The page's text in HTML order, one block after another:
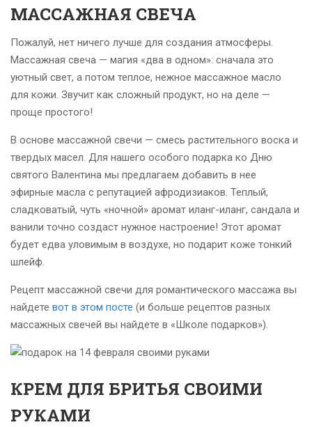
МАССАЖНАЯ СВЕЧА
Пожалуй, нет ничего лучше для создания атмосферы.
Массажная свеча — магия «два в одном»: сначала это
уютный свет, а потом теплое, нежное массажное масло
для кожи. Звучит как сложный продукт, но на деле —
проще простого!
В основе массажной свечи — смесь растительного воска и
твердых масел. Для нашего особого подарка ко Дню
святого Валентина мы предлагаем добавить в нее
эфирные масла с репутацией афродизиаков. Теплый,
сладковатый, чуть «ночной» аромат иланг-иланг, сандала и
ванили точно создаст нужное настроение! Этот аромат
будет едва уловимым в воздухе, но подарит коже тонкий
шлейф.
Рецепт массажной свечи для романтического массажа вы
найдете вот в этом посте (и больше рецептов разных
массажных свечей вы найдете в «Школе подарков»).
КРЕМ ДЛЯ БРИТЬЯ СВОИМИ
РУКАМИ